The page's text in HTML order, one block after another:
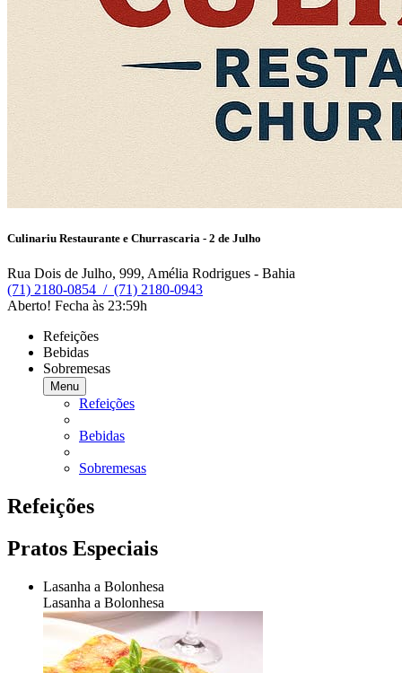
Culinariu Restaurante e Churrascaria - 2 de Julho
Rua Dois de Julho, 999, Amélia Rodrigues - Bahia
(71) 2180-0854 / (71) 2180-0943
Aberto! Fecha às 23:59h
Refeições
Bebidas
Sobremesas
Menu
Refeições
Bebidas
Sobremesas
Refeições
Pratos Especiais
Lasanha a Bolonhesa
Lasanha a Bolonhesa